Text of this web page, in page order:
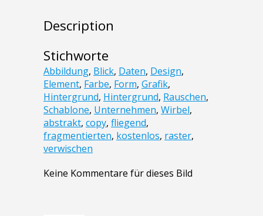
Description
Stichworte
Abbildung, Blick, Daten, Design,
Element, Farbe, Form, Grafik,
Hintergrund, Hintergrund, Rauschen,
Schablone, Unternehmen, Wirbel,
abstrakt, copy, fliegend,
fragmentierten, kostenlos, raster,
verwischen
Keine Kommentare für dieses Bild